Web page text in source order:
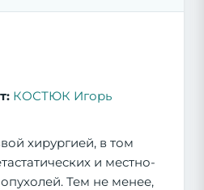
КОСТЮК Игорь
хирургией, в том
и местно-
Тем не менее,